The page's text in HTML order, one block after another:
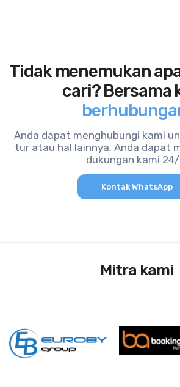
Tidak menemukan
cari? Bersama
Anda dapat menghubungi kami
tur atau hal lainnya. Anda dapat
dukungan kami 24/
Kontak WhatsApp
Mitra kami